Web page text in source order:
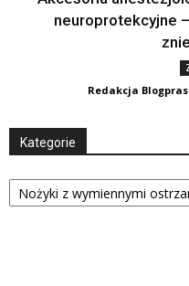
neuroprotekcyjne
Redakcja
Kategorie
Kategorie